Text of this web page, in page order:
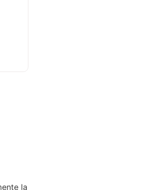
la